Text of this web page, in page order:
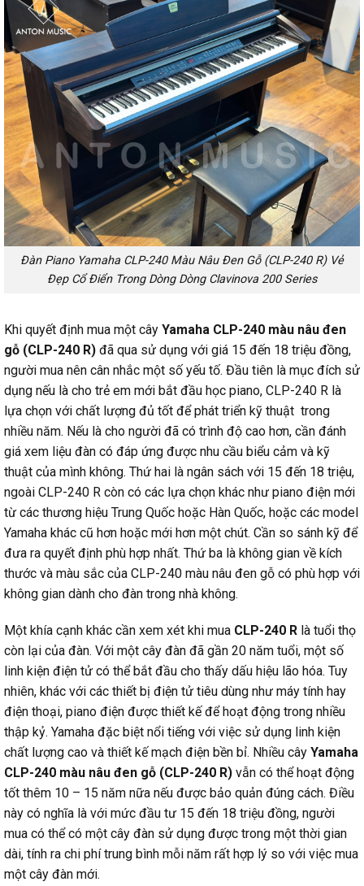
Đàn Piano Yamaha CLP-240 Màu Nâu Đen Gỗ (CLP-240 R) Vẻ
Đẹp Cổ Điển Trong Dòng Dòng Clavinova 200 Series
Khi quyết định mua một cây Yamaha CLP-240 màu nâu đen
gỗ (CLP-240 R) đã qua sử dụng với giá 15 đến 18 triệu đồng,
người mua nên cân nhắc một số yếu tố. Đầu tiên là mục đích sử
dụng nếu là cho trẻ em mới bắt đầu học piano, CLP-240 R là
lựa chọn với chất lượng đủ tốt để phát triển kỹ thuật trong
nhiều năm. Nếu là cho người đã có trình độ cao hơn, cần đánh
giá xem liệu đàn có đáp ứng được nhu cầu biểu cảm và kỹ
thuật của mình không. Thứ hai là ngân sách với 15 đến 18 triệu,
ngoài CLP-240 R còn có các lựa chọn khác như piano điện mới
từ các thương hiệu Trung Quốc hoặc Hàn Quốc, hoặc các model
Yamaha khác cũ hơn hoặc mới hơn một chút. Cần so sánh kỹ để
đưa ra quyết định phù hợp nhất. Thứ ba là không gian về kích
thước và màu sắc của CLP-240 màu nâu đen gỗ có phù hợp với
không gian dành cho đàn trong nhà không.
Một khía cạnh khác cần xem xét khi mua CLP-240 R là tuổi thọ
còn lại của đàn. Với một cây đàn đã gần 20 năm tuổi, một số
linh kiện điện tử có thể bắt đầu cho thấy dấu hiệu lão hóa. Tuy
nhiên, khác với các thiết bị điện tử tiêu dùng như máy tính hay
điện thoại, piano điện được thiết kế để hoạt động trong nhiều
thập kỷ. Yamaha đặc biệt nổi tiếng với việc sử dụng linh kiện
chất lượng cao và thiết kế mạch điện bền bỉ. Nhiều cây Yamaha
CLP-240 màu nâu đen gỗ (CLP-240 R) vẫn có thể hoạt động
tốt thêm 10 – 15 năm nữa nếu được bảo quản đúng cách. Điều
này có nghĩa là với mức đầu tư 15 đến 18 triệu đồng, người
mua có thể có một cây đàn sử dụng được trong một thời gian
dài, tính ra chi phí trung bình mỗi năm rất hợp lý so với việc mua
một cây đàn mới.